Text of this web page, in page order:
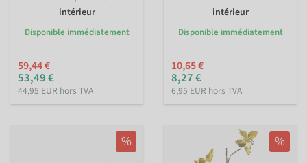
intérieur
Disponible immédiatement
59,44 €
53,49 €
44,95 EUR hors TVA
intérieur
Disponible immédiatement
10,65 €
8,27 €
6,95 EUR hors TVA
% %